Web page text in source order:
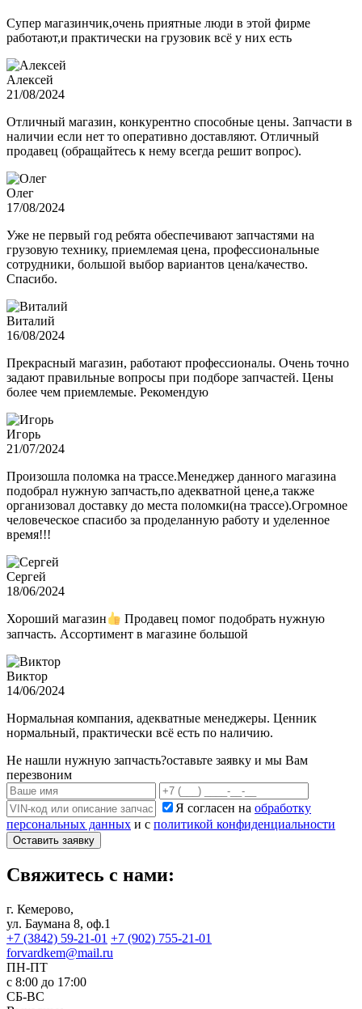
Супер магазинчик,очень приятные люди в этой фирме
работают,и практически на грузовик всё у них есть
Алексей
21/08/2024
Отличный магазин, конкурентно способные цены. Запчасти в
наличии если нет то оперативно доставляют. Отличный
продавец (обращайтесь к нему всегда решит вопрос).
Олег
17/08/2024
Уже не первый год ребята обеспечивают запчастями на
грузовую технику, приемлемая цена, профессиональные
сотрудники, большой выбор вариантов цена/качество.
Спасибо.
Виталий
16/08/2024
Прекрасный магазин, работают профессионалы. Очень точно
задают правильные вопросы при подборе запчастей. Цены
более чем приемлемые. Рекомендую
Игорь
21/07/2024
Произошла поломка на трассе.Менеджер данного магазина
подобрал нужную запчасть,по адекватной цене,а также
организовал доставку до места поломки(на трассе).Огромное
человеческое спасибо за проделанную работу и уделенное
время!!!
Сергей
18/06/2024
Хороший магазин
Продавец помог подобрать нужную
запчасть. Ассортимент в магазине большой
Виктор
14/06/2024
Нормальная компания, адекватные менеджеры. Ценник
нормальный, практически всё есть по наличию.
Не нашли нужную запчасть?оставьте заявку и мы Вам
перезвоним
Я согласен на обработку
персональных данных и с политикой конфиденциальности
Оставить заявку
Свяжитесь с нами:
г. Кемерово,
ул. Баумана 8, оф.1
+7 (3842) 59-21-01 +7 (902) 755-21-01
forvardkem@mail.ru
ПН-ПТ
с 8:00 до 17:00
СБ-ВС